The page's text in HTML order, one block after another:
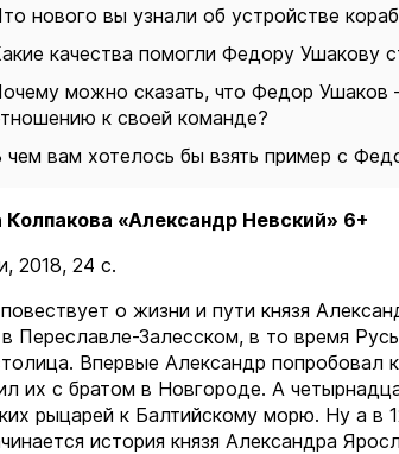
нового вы узнали об устройстве
качества помогли Федору Ушакову
можно сказать, что Федор Ушаков
к своей команде?
чем вам хотелось бы взять пример с
Колпакова «Александр Невский» 6+
2018, 24 с.
о жизни и пути князя
Переславле-Залесском, в то время
Впервые Александр попробовал
их с братом в Новгороде. А
рыцарей к Балтийскому морю. Ну а в
история князя Александра